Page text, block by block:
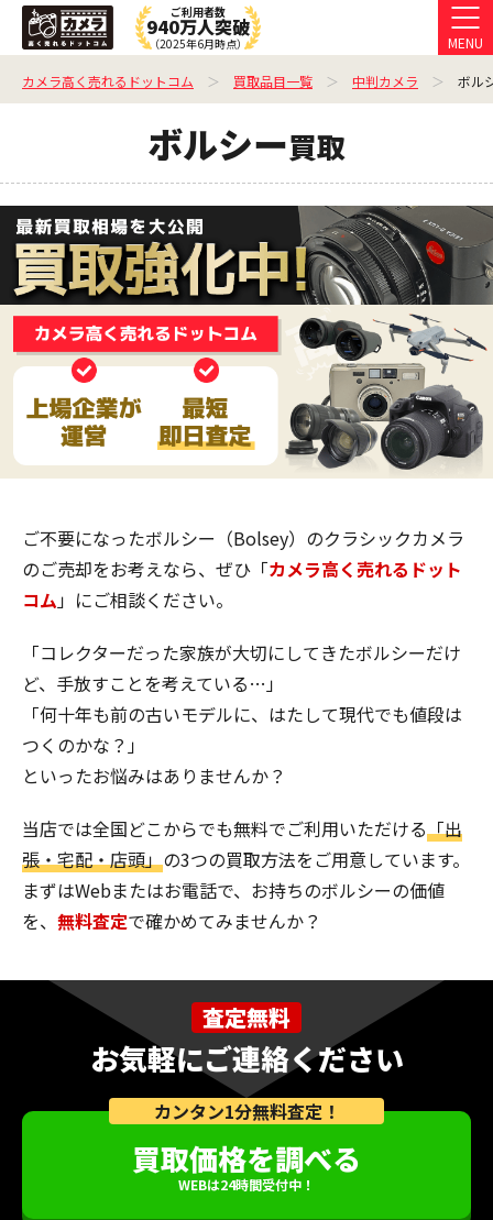
ご利用者数
940万人突破
（2025年6月時点） MENU
カメラ高く売れるドットコム 買取品目一覧 中判カメラ ボル
ボルシー買取
ご不要になったボルシー（Bolsey）のクラシックカメラ
のご売却をお考えなら、ぜひ「カメラ高く売れるドット
コム」にご相談ください。
「コレクターだった家族が大切にしてきたボルシーだけ
ど、手放すことを考えている…」
「何十年も前の古いモデルに、はたして現代でも値段は
つくのかな？」
といったお悩みはありませんか？
当店では全国どこからでも無料でご利用いただける「出
張・宅配・店頭」の3つの買取方法をご用意しています。
まずはWebまたはお電話で、お持ちのボルシーの価値
を、 無料査定で確かめてみませんか？
査定無料
お気軽にご連絡ください
カンタン1分無料査定！
買取価格を調べる
WEBは24時間受付中！